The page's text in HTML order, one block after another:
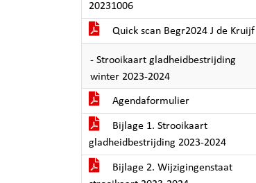
20231006
Quick scan Begr2024 J de Kruijf
- Strooikaart gladheidbestrijding
winter 2023-2024
Agendaformulier
Bijlage 1. Strooikaart
gladheidbestrijding 2023-2024
Bijlage 2. Wijzigingenstaat